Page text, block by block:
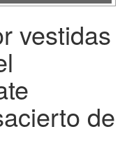
vestidas
de